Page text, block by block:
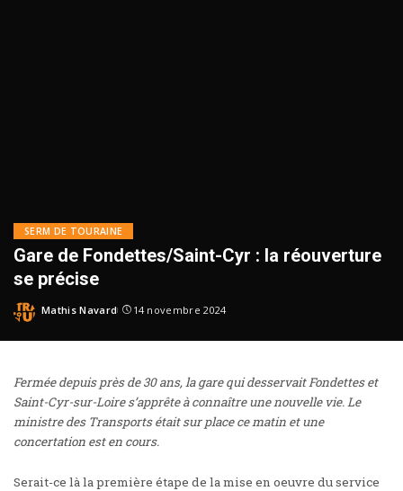
SERM DE TOURAINE
Gare de Fondettes/Saint-Cyr : la réouverture
se précise
Mathis Navard 14 novembre 2024
Fermée depuis près de 30 ans, la gare qui desservait Fondettes et
Saint-Cyr-sur-Loire s’apprête à connaître une nouvelle vie. Le
ministre des Transports était sur place ce matin et une
concertation est en cours.
Serait-ce là la première étape de la mise en oeuvre du service